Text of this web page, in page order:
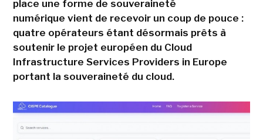
place une forme de souveraineté
numérique vient de recevoir un coup de pouce :
quatre opérateurs étant désormais prêts à
soutenir le projet européen du Cloud
Infrastructure Services Providers in Europe
portant la souveraineté du cloud.